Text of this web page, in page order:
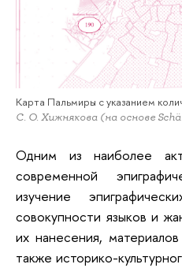
Карта Пальмиры с указанием
С. О. Хижнякова (на основе
Одним из наиболее
современной
изучение
совокупности языков и
их нанесения,
также историко-